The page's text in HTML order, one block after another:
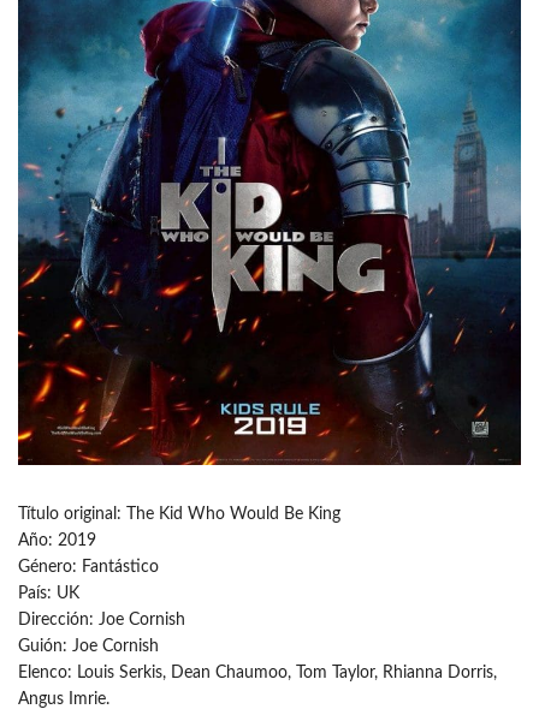
Título original: The Kid Who Would Be King
Año: 2019
Género: Fantástico
País: UK
Dirección: Joe Cornish
Guión: Joe Cornish
Elenco: Louis Serkis, Dean Chaumoo, Tom Taylor, Rhianna Dorris,
Angus Imrie.